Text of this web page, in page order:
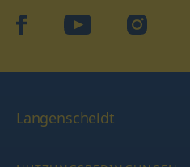
facebookYouTube Instagram
Langenscheidt